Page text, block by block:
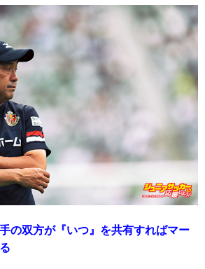
の双方が『いつ』を共有すればマー